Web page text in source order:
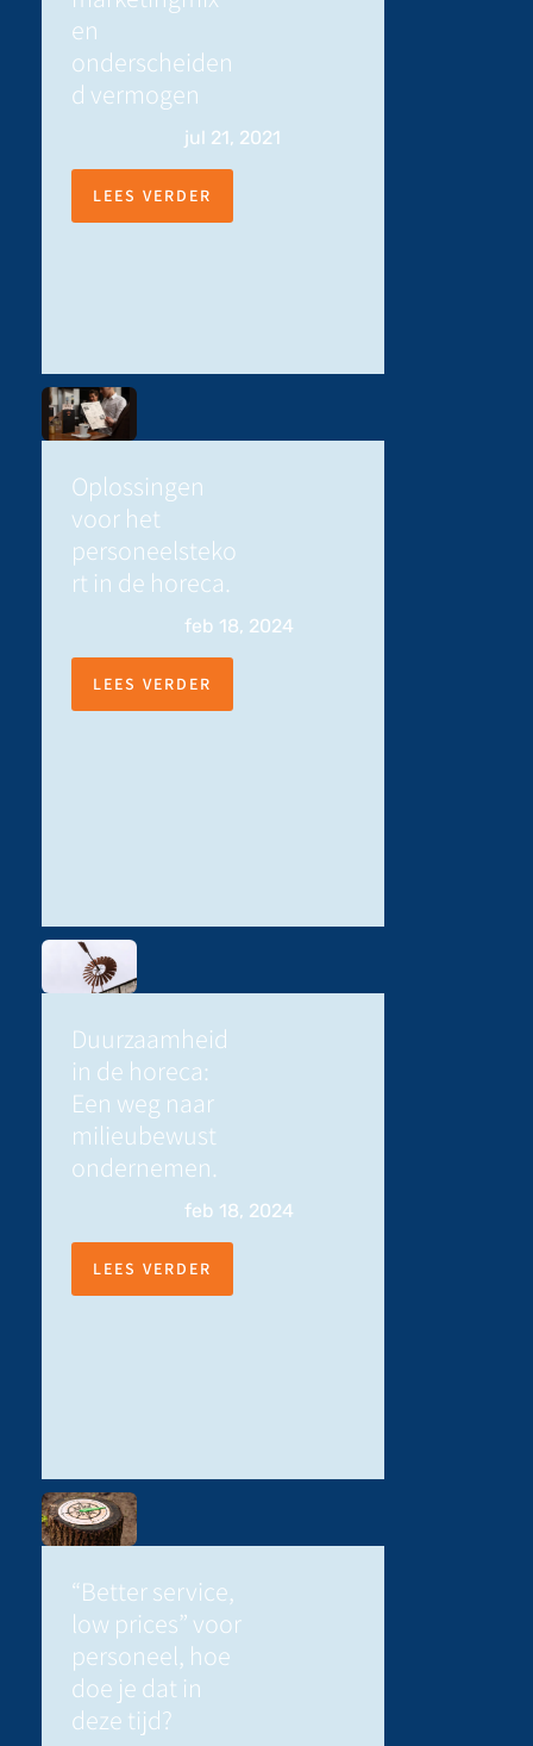
en
onderscheiden
d vermogen
jul 21, 2021
LEES VERDER
Oplossingen
voor het
personeelsteko
rt in de horeca.
feb 18, 2024
LEES VERDER
Duurzaamheid
in de horeca:
Een weg naar
milieubewust
ondernemen.
feb 18, 2024
LEES VERDER
“Better service,
low prices” voor
personeel, hoe
doe je dat in
deze tijd?